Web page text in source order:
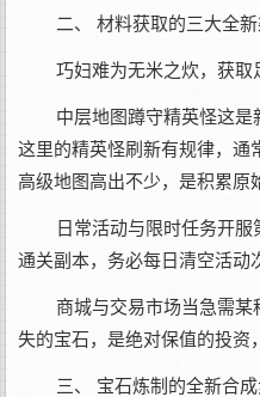
二、 材料获取的三大全
巧妇难为无米之炊，获
中层地图蹲守精英怪这
这里的精英怪刷新有规律，通
高级地图高出不少，是积累原
日常活动与限时任务开
通关副本，务必每日清空活动
商城与交易市场当急需
失的宝石，是绝对保值的投资
三、 宝石炼制的全新合